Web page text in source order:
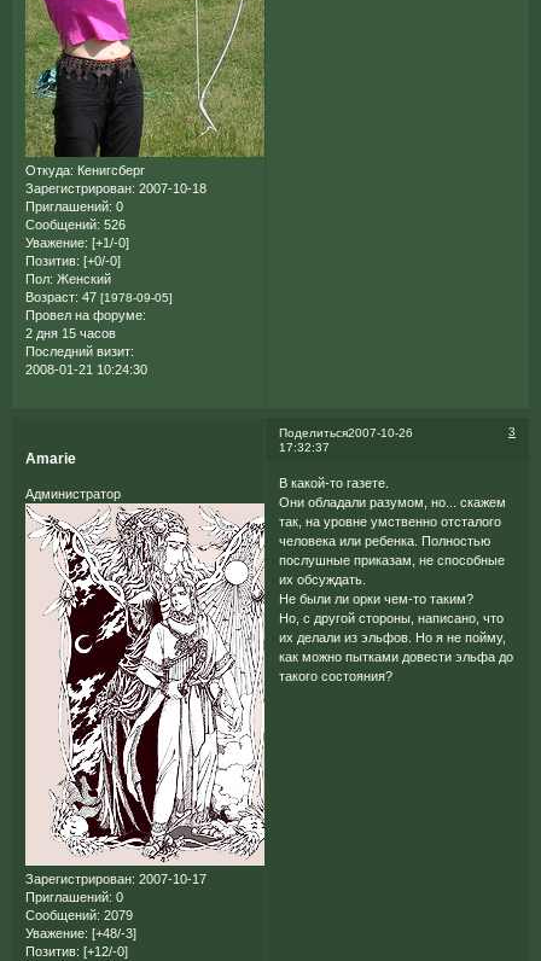
Откуда: Кенигсберг
Зарегистрирован: 2007-10-18
Приглашений: 0
Сообщений: 526
Уважение: [+1/-0]
Позитив: [+0/-0]
Пол: Женский
Возраст: 47 [1978-09-05]
Провел на форуме:
2 дня 15 часов
Последний визит:
2008-01-21 10:24:30
Поделиться 3
2007-10-26
17:32:37
Amarie
Администратор
Зарегистрирован: 2007-10-17
Приглашений: 0
Сообщений: 2079
Уважение: [+48/-3]
Позитив: [+12/-0]
В какой-то газете.
Они обладали разумом, но... скажем
так, на уровне умственно отсталого
человека или ребенка. Полностью
послушные приказам, не способные
их обсуждать.
Не были ли орки чем-то таким?
Но, с другой стороны, написано, что
их делали из эльфов. Но я не пойму,
как можно пытками довести эльфа до
такого состояния?